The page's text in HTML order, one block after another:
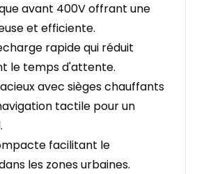
avant 400V offrant une
et efficiente.
rapide qui réduit
le temps d'attente.
avec sièges chauffants
tactile pour un
facilitant le
les zones urbaines.